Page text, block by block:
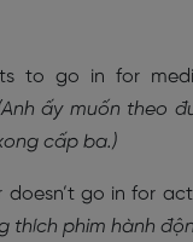
to go in for
ấy muốn theo
cấp ba.)
doesn’t go in for
thích phim hành